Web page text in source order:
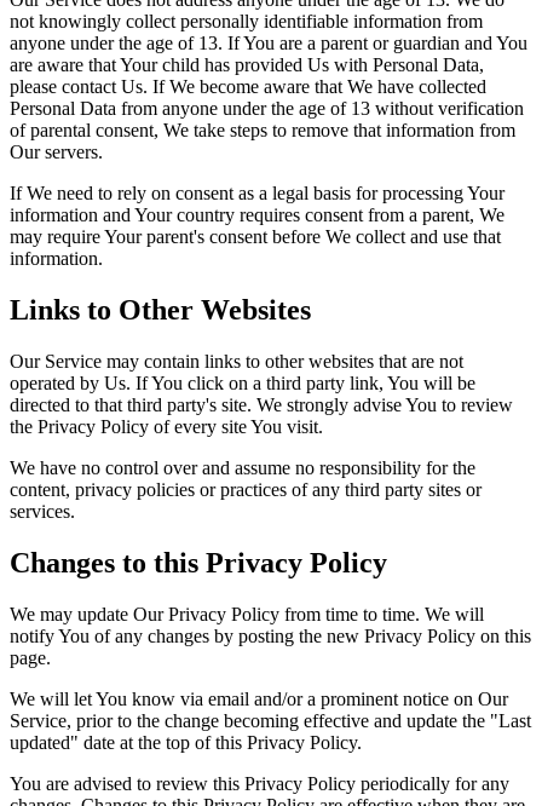
not knowingly collect personally identifiable information from
anyone under the age of 13. If You are a parent or guardian and You
are aware that Your child has provided Us with Personal Data,
please contact Us. If We become aware that We have collected
Personal Data from anyone under the age of 13 without verification
of parental consent, We take steps to remove that information from
Our servers.
If We need to rely on consent as a legal basis for processing Your
information and Your country requires consent from a parent, We
may require Your parent's consent before We collect and use that
information.
Links to Other Websites
Our Service may contain links to other websites that are not
operated by Us. If You click on a third party link, You will be
directed to that third party's site. We strongly advise You to review
the Privacy Policy of every site You visit.
We have no control over and assume no responsibility for the
content, privacy policies or practices of any third party sites or
services.
Changes to this Privacy Policy
We may update Our Privacy Policy from time to time. We will
notify You of any changes by posting the new Privacy Policy on this
page.
We will let You know via email and/or a prominent notice on Our
Service, prior to the change becoming effective and update the "Last
updated" date at the top of this Privacy Policy.
You are advised to review this Privacy Policy periodically for any